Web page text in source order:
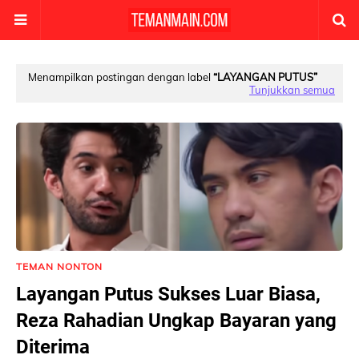
Menampilkan postingan dengan label
LAYANGAN PUTUS
Tunjukkan semua
TEMAN NONTON
Layangan Putus Sukses Luar Biasa,
Reza Rahadian Ungkap Bayaran yang
Diterima